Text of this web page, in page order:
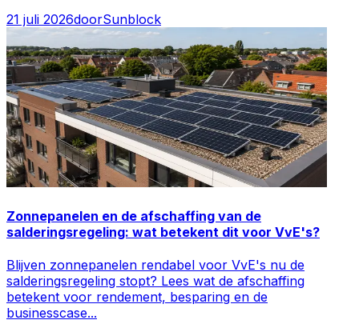
21 juli 2026doorSunblock
Zonnepanelen en de afschaffing van de
salderingsregeling: wat betekent dit voor VvE's?
Blijven zonnepanelen rendabel voor VvE's nu de
salderingsregeling stopt? Lees wat de afschaffing
betekent voor rendement, besparing en de
businesscase...